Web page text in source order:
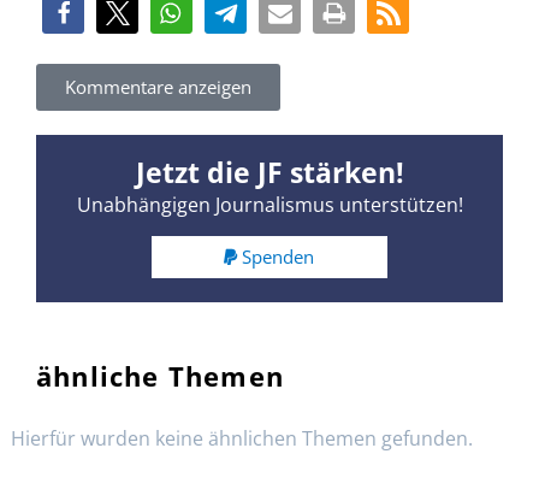
Kommentare anzeigen
Jetzt die JF stärken!
Unabhängigen Journalismus unterstützen!
Spenden
ähnliche Themen
Hierfür wurden keine ähnlichen Themen gefunden.